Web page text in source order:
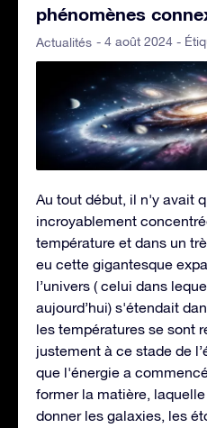
phénomènes
Actualités - 4 août 2024 -
Au tout début, il n'y avait
incroyablement
température et dans un
eu cette gigantesque
l’univers ( celui dans
aujourd’hui) s'étendait
les températures se sont
justement à ce stade de
que l'énergie a
former la matière,
donner les galaxies, les